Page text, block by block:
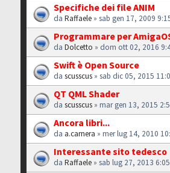
Specifiche dei file ANIM
daRaffaele » sab gen 17, 2009
Programmare per
daDolcetto » dom ott 02, 2016
Swift è Open Source
dascusscus » sab dic 05, 2015
QT QML Shader
dascusscus » mar gen 13, 2015
Ancora libri...
da a.carnera » mer lug 14, 2010
Interessante sito tedesco
daRaffaele » sab lug 27, 2013